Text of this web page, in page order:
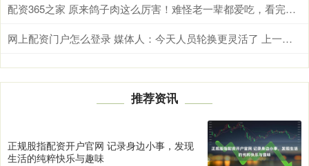
配资365之家 原来鸽子肉这么厉害！难怪老一辈都爱吃，看完涨知识
网上配资门户怎么登录 媒体人：今天人员轮换更灵活了 上一场省队19分逆转&今天不能松气
推荐资讯
正规股指配资开户官网 记录身边小事，发现
生活的纯粹快乐与趣味